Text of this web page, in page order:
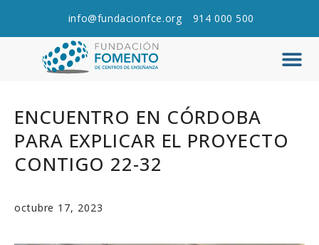
info@fundacionfce.org 914 000 500
ENCUENTRO EN CÓRDOBA
PARA EXPLICAR EL PROYECTO
CONTIGO 22-32
octubre 17, 2023